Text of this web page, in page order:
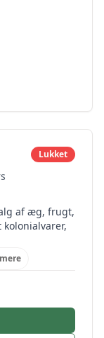
Lukket
af æg, frugt,
mere